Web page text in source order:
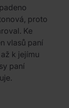
proto
Ke
vlasů paní
k jejímu
paní